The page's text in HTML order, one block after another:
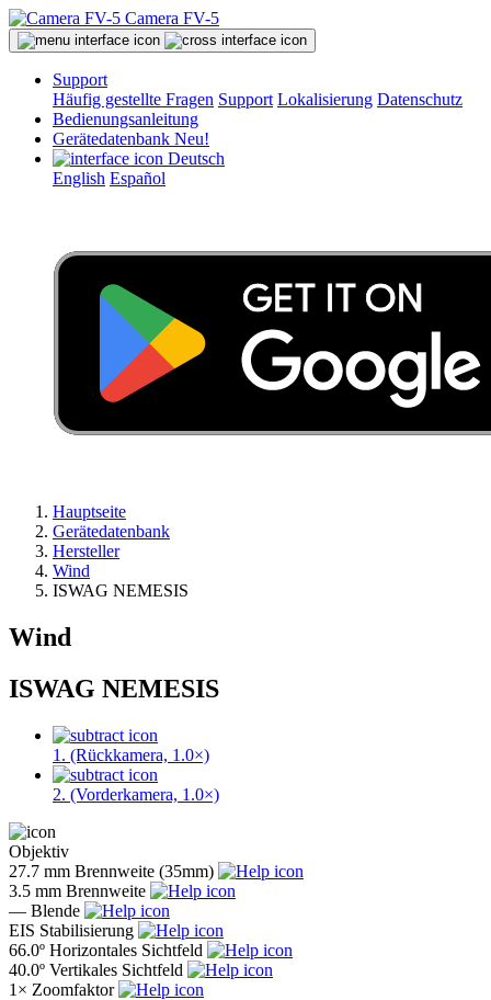
Camera FV-5
Support
Häufig gestellte Fragen Support Lokalisierung Datenschutz
Bedienungsanleitung
Gerätedatenbank Neu!
Deutsch
English Español
Hauptseite
Gerätedatenbank
Hersteller
Wind
ISWAG NEMESIS
Wind
ISWAG NEMESIS
1. (Rückkamera, 1.0×)
2. (Vorderkamera, 1.0×)
Objektiv
27.7 mm Brennweite (35mm)
3.5 mm Brennweite
— Blende
EIS Stabilisierung
66.0º Horizontales Sichtfeld
40.0º Vertikales Sichtfeld
1× Zoomfaktor